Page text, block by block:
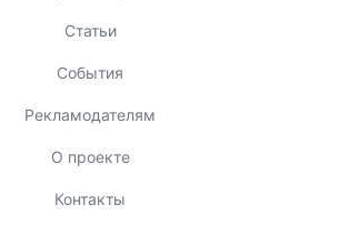
Статьи
События
Рекламодателям
О проекте
Контакты